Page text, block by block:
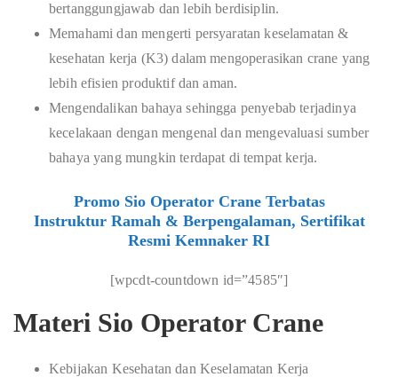
bertanggungjawab dan lebih berdisiplin.
Memahami dan mengerti persyaratan keselamatan &
kesehatan kerja (K3) dalam mengoperasikan crane yang
lebih efisien produktif dan aman.
Mengendalikan bahaya sehingga penyebab terjadinya
kecelakaan dengan mengenal dan mengevaluasi sumber
bahaya yang mungkin terdapat di tempat kerja.
Promo Sio Operator Crane Terbatas
Instruktur Ramah & Berpengalaman, Sertifikat
Resmi Kemnaker RI
[wpcdt-countdown id=”4585″]
Materi Sio Operator Crane
Kebijakan Kesehatan dan Keselamatan Kerja